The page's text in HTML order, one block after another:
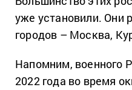
уже установили. Они
городов – Москва,
Напомним, военного
2022 года во время